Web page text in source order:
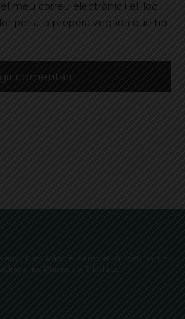
meu correu electrònic i el lloc
per a la propera vegada que ho
Turó Parc, el Farró, el Putxet, Sarrià,
les Planes i el Tibidabo